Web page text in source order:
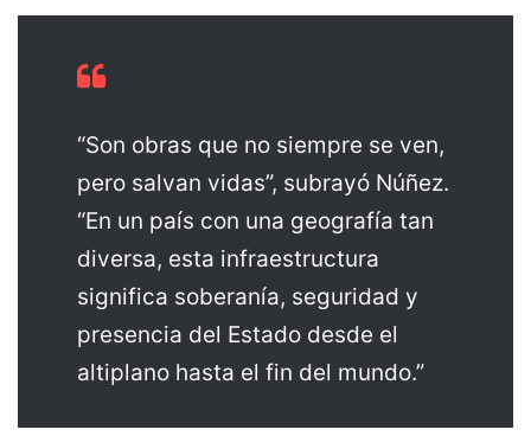
“Son obras que no siempre se ven,
pero salvan vidas”, subrayó Núñez.
“En un país con una geografía tan
diversa, esta infraestructura
significa soberanía, seguridad y
presencia del Estado desde el
altiplano hasta el fin del mundo.”